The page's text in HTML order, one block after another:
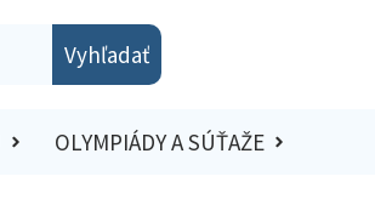
Vyhľadať
OLYMPIÁDY A SÚŤAŽE